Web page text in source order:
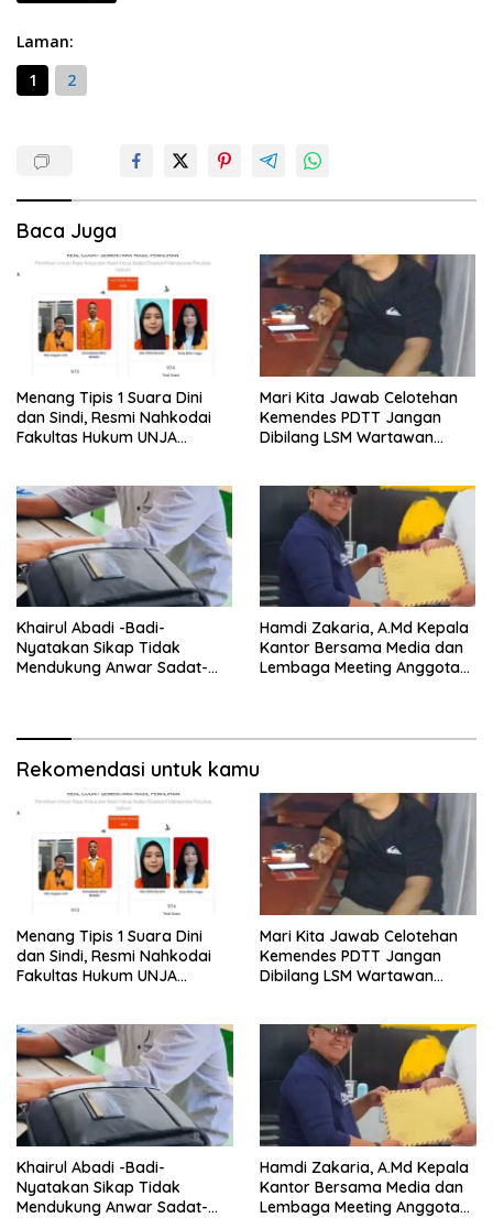
Laman:
1
2
Baca Juga
Menang Tipis 1 Suara Dini
dan Sindi, Resmi Nahkodai
Fakultas Hukum UNJA
Mari Kita Jawab Celotehan
Kemendes PDTT Jangan
Dibilang LSM Wartawan
langsung Beritakan
Khairul Abadi -Badi-
Nyatakan Sikap Tidak
Mendukung Anwar Sadat-
Hamdi Zakaria, A.Md Kepala
Kantor Bersama Media dan
Lembaga Meeting Anggota
Rekomendasi untuk kamu
Menang Tipis 1 Suara Dini
dan Sindi, Resmi Nahkodai
Fakultas Hukum UNJA
Mari Kita Jawab Celotehan
Kemendes PDTT Jangan
Dibilang LSM Wartawan
langsung Beritakan
Khairul Abadi -Badi-
Nyatakan Sikap Tidak
Mendukung Anwar Sadat-
Hamdi Zakaria, A.Md Kepala
Kantor Bersama Media dan
Lembaga Meeting Anggota